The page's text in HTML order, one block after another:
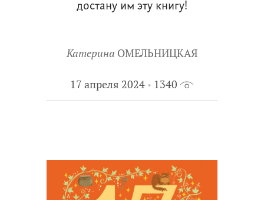
достану им эту книгу!
Катерина ОМЕЛЬНИЦКАЯ
17 апреля 2024 1340